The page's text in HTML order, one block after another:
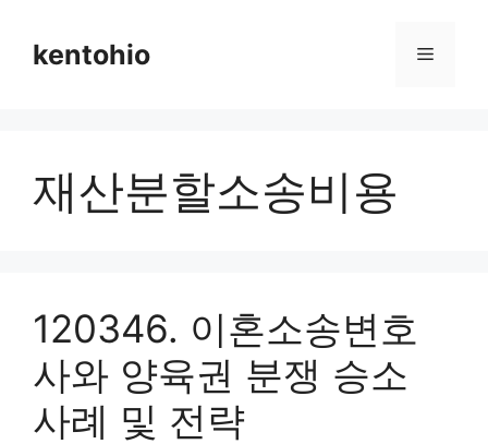
contentkentohio Menu
재산분할소송비용
120346. 이혼소송변호
사와 양육권 분쟁 승소
사례 및 전략